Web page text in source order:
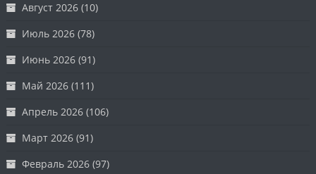
Август 2026 (10)
Июль 2026 (78)
Июнь 2026 (91)
Май 2026 (111)
Апрель 2026 (106)
Март 2026 (91)
Февраль 2026 (97)